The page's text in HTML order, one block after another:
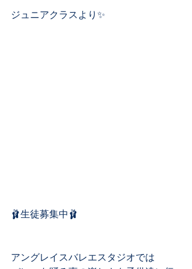
⁡ジュニアクラスより✨
🩰生徒募集中🩰
アングレイスバレエスタジオでは